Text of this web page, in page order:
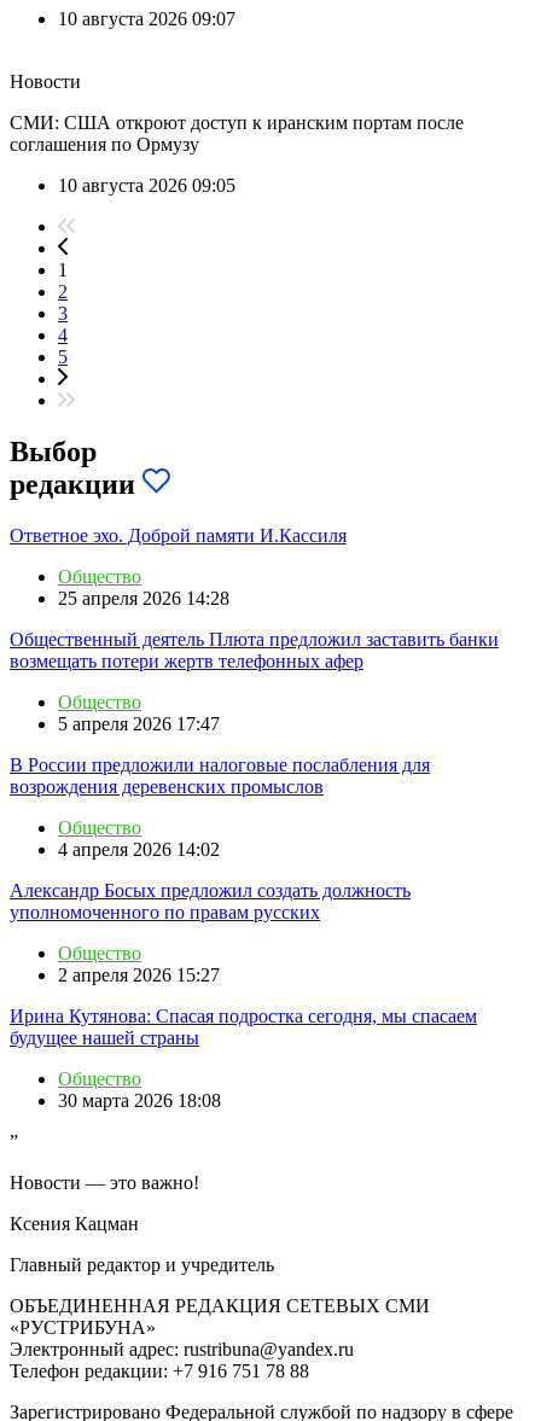
10 августа 2026 09:07
Новости
СМИ: США откроют доступ к иранским портам после
соглашения по Ормузу
10 августа 2026 09:05
1
2
3
4
5
Выбор
редакции
Ответное эхо. Доброй памяти И.Кассиля
Общество
25 апреля 2026 14:28
Общественный деятель Плюта предложил заставить банки
возмещать потери жертв телефонных афер
Общество
5 апреля 2026 17:47
В России предложили налоговые послабления для
возрождения деревенских промыслов
Общество
4 апреля 2026 14:02
Александр Босых предложил создать должность
уполномоченного по правам русских
Общество
2 апреля 2026 15:27
Ирина Кутянова: Спасая подростка сегодня, мы спасаем
будущее нашей страны
Общество
30 марта 2026 18:08
”
Новости — это важно!
Ксения Кацман
Главный редактор и учредитель
ОБЪЕДИНЕННАЯ РЕДАКЦИЯ СЕТЕВЫХ СМИ
«РУСТРИБУНА»
Электронный адрес: rustribuna@yandex.ru
Телефон редакции: +7 916 751 78 88
Зарегистрировано Федеральной службой по надзору в сфере